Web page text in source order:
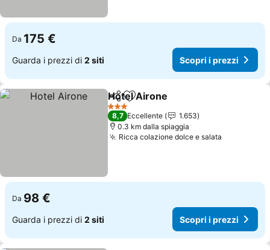
Da 175 €
Guarda i prezzi di 2 siti Scopri i prezzi
CondividiAggiungi ai preferiti
Hotel Airone
3 Stelle
8,7 Eccellente
1.653
0.3 km dalla spiaggia
Ricca colazione dolce e salata
Da 98 €
Guarda i prezzi di 2 siti Scopri i prezzi